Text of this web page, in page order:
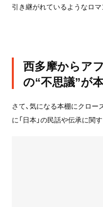
引き継がれているようなロマ
西多摩からア
の“不思議”が
さて、気になる本棚にクロ
に「日本」の民話や伝承に関す